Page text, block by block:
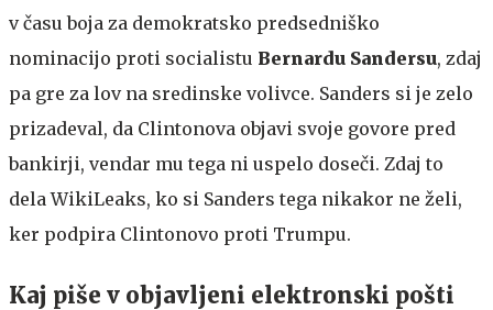
v času boja za demokratsko predsedniško
nominacijo proti socialistu Bernardu Sandersu, zdaj
pa gre za lov na sredinske volivce. Sanders si je zelo
prizadeval, da Clintonova objavi svoje govore pred
bankirji, vendar mu tega ni uspelo doseči. Zdaj to
dela WikiLeaks, ko si Sanders tega nikakor ne želi,
ker podpira Clintonovo proti Trumpu.
Kaj piše v objavljeni elektronski pošti